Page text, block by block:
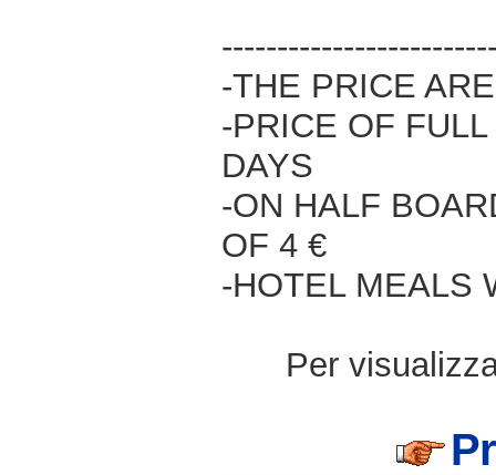
-THE PRICE
-PRICE OF
DAYS
-ON HALF
OF 4 €
-HOTEL MEALS
Per